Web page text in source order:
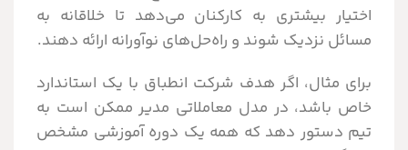
اختیار بیشتری به کارکنان می‌دهد تا خلاقانه به
مسائل نزدیک شوند و راه‌حل‌های نوآورانه ارائه دهند.
برای مثال، اگر هدف شرکت انطباق با یک استاندارد
خاص باشد، در مدل معاملاتی مدیر ممکن است به
تیم دستور دهد که همه یک دوره آموزشی مشخص